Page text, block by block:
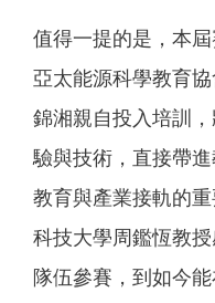
值得一提的是，本
亞太能源科學教育
錦湘親自投入培訓
驗與技術，直接帶
教育與產業接軌的
科技大學周鑑恆教
隊伍參賽，到如今